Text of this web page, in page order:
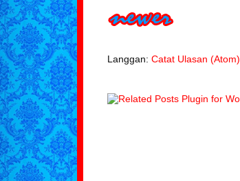
Langgan: Catat Ulasan (Atom)